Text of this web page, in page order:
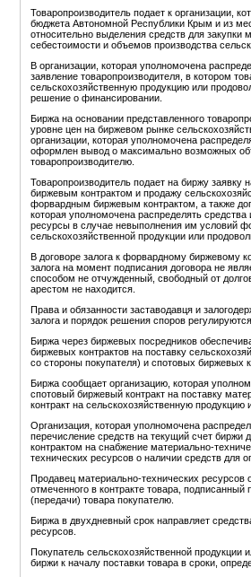
Товаропроизводитель подает к организации,
бюджета Автономной Республики Крым и из
относительно выделения средств для закупки
себестоимости и объемов производства
В организации, которая уполномочена
заявление товаропроизводителя, в котором
сельскохозяйственную продукцию или
решение о финансировании.
Биржа на основании представленного
уровне цен на биржевом рынке
организации, которая уполномочена
оформлен вывод о максимально возможных
товаропроизводителю.
Товаропроизводитель подает на биржу заявку
биржевым контрактом и продажу
форвардным биржевым контрактом, а также
которая уполномочена распределять
ресурсы в случае невыполнения им условий
сельскохозяйственной продукции или
В договоре залога к форвардному биржевому
залога на момент подписания договора не
способом не отчужденный, свободный от
арестом не находится.
Права и обязанности заставодавця и
залога и порядок решения споров
Биржа через биржевых посредников
биржевых контрактов на поставку
со стороны покупателя) и спотовых биржевых
Биржа сообщает организацию, которая
спотовый биржевый контракт на поставку
контракт на сельскохозяйственную продукцию
Организация, которая уполномочена
перечисление средств на текущий счет
контрактом на снабжение материально-
технических ресурсов о наличии средств для
Продавец материально-технических ресурсов
отмеченного в контракте товара,
(передачи) товара покупателю.
Биржа в двухдневный срок направляет
ресурсов.
Покупатель сельскохозяйственной продукции
биржи к началу поставки товара в сроки,